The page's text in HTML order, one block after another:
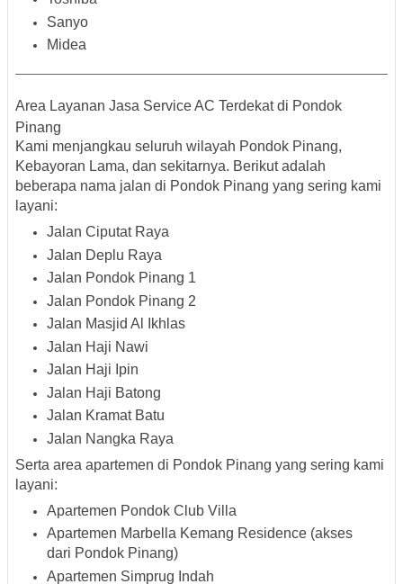
Sanyo
Midea
Area Layanan Jasa Service AC Terdekat di Pondok
Pinang
Kami menjangkau seluruh wilayah Pondok Pinang,
Kebayoran Lama, dan sekitarnya. Berikut adalah
beberapa nama jalan di Pondok Pinang yang sering kami
layani:
Jalan Ciputat Raya
Jalan Deplu Raya
Jalan Pondok Pinang 1
Jalan Pondok Pinang 2
Jalan Masjid Al Ikhlas
Jalan Haji Nawi
Jalan Haji Ipin
Jalan Haji Batong
Jalan Kramat Batu
Jalan Nangka Raya
Serta area apartemen di Pondok Pinang yang sering kami
layani:
Apartemen Pondok Club Villa
Apartemen Marbella Kemang Residence (akses
dari Pondok Pinang)
Apartemen Simprug Indah